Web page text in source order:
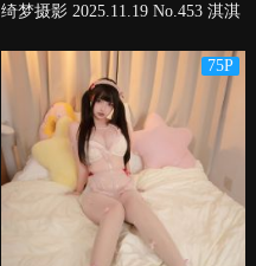
绮梦摄影 2025.11.19 No.453 淇淇
珍藏无修无水印版
75P